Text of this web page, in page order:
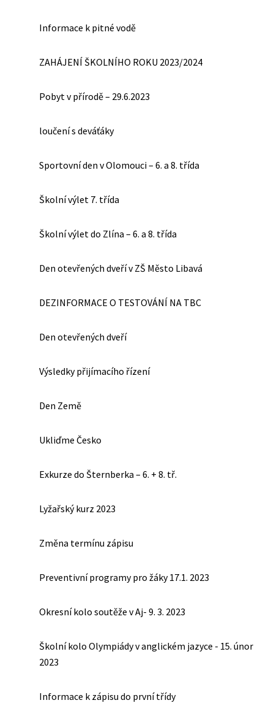
Informace k pitné vodě
ZAHÁJENÍ ŠKOLNÍHO ROKU 2023/2024
Pobyt v přírodě – 29.6.2023
loučení s deváťáky
Sportovní den v Olomouci – 6. a 8. třída
Školní výlet 7. třída
Školní výlet do Zlína – 6. a 8. třída
Den otevřených dveří v ZŠ Město Libavá
DEZINFORMACE O TESTOVÁNÍ NA TBC
Den otevřených dveří
Výsledky přijímacího řízení
Den Země
Ukliďme Česko
Exkurze do Šternberka – 6. + 8. tř.
Lyžařský kurz 2023
Změna termínu zápisu
Preventivní programy pro žáky 17.1. 2023
Okresní kolo soutěže v Aj- 9. 3. 2023
Školní kolo Olympiády v anglickém jazyce - 15. únor
2023
Informace k zápisu do první třídy